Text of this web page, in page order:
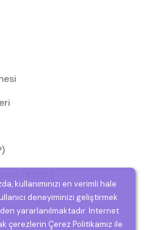
(KVKK)
kullanımınızı en verimli hale
deneyiminizi geliştirmek
yararlanılmaktadır. İnternet
çerezlerin Çerez Politikamız ile